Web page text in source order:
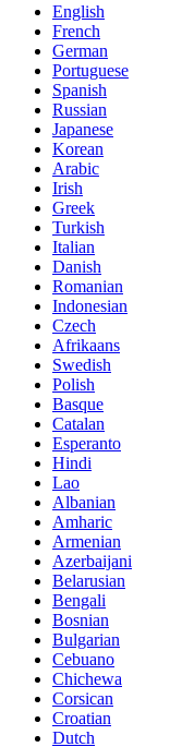
English
French
German
Portuguese
Spanish
Russian
Japanese
Korean
Arabic
Irish
Greek
Turkish
Italian
Danish
Romanian
Indonesian
Czech
Afrikaans
Swedish
Polish
Basque
Catalan
Esperanto
Hindi
Lao
Albanian
Amharic
Armenian
Azerbaijani
Belarusian
Bengali
Bosnian
Bulgarian
Cebuano
Chichewa
Corsican
Croatian
Dutch